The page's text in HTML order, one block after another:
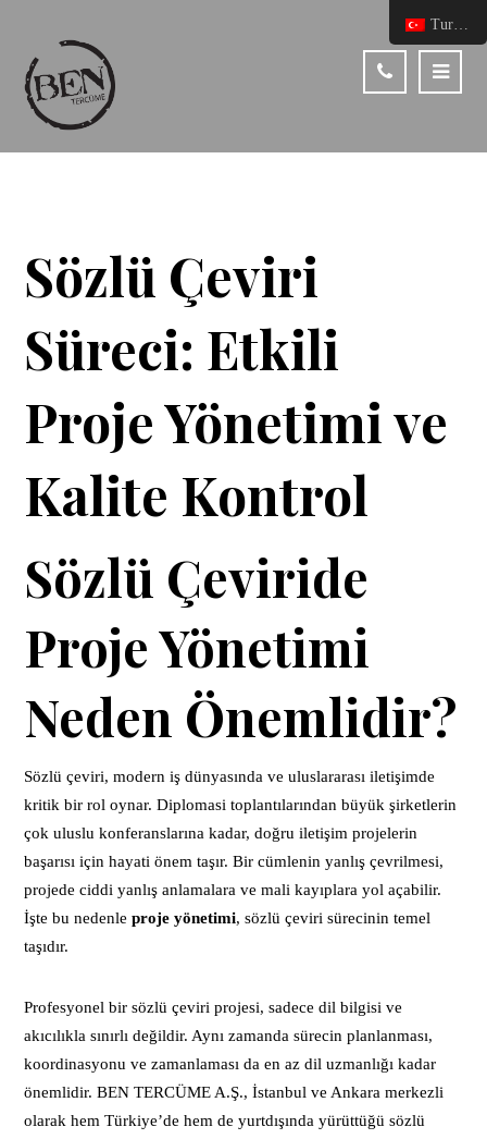
Sözlü Çeviri
Süreci: Etkili
Proje Yönetimi ve
Kalite Kontrol
Sözlü Çeviride
Proje Yönetimi
Neden Önemlidir?
Sözlü çeviri, modern iş dünyasında ve uluslararası iletişimde
kritik bir rol oynar. Diplomasi toplantılarından büyük şirketlerin
çok uluslu konferanslarına kadar, doğru iletişim projelerin
başarısı için hayati önem taşır. Bir cümlenin yanlış çevrilmesi,
projede ciddi yanlış anlamalara ve mali kayıplara yol açabilir.
İşte bu nedenleproje yönetimi, sözlü çeviri sürecinin temel
taşıdır.
Profesyonel bir sözlü çeviri projesi, sadece dil bilgisi ve
akıcılıkla sınırlı değildir. Aynı zamanda sürecin planlanması,
koordinasyonu ve zamanlaması da en az dil uzmanlığı kadar
önemlidir. BEN TERCÜME A.Ş., İstanbul ve Ankara merkezli
olarak hem Türkiye’de hem de yurtdışında yürüttüğü sözlü
Turkish